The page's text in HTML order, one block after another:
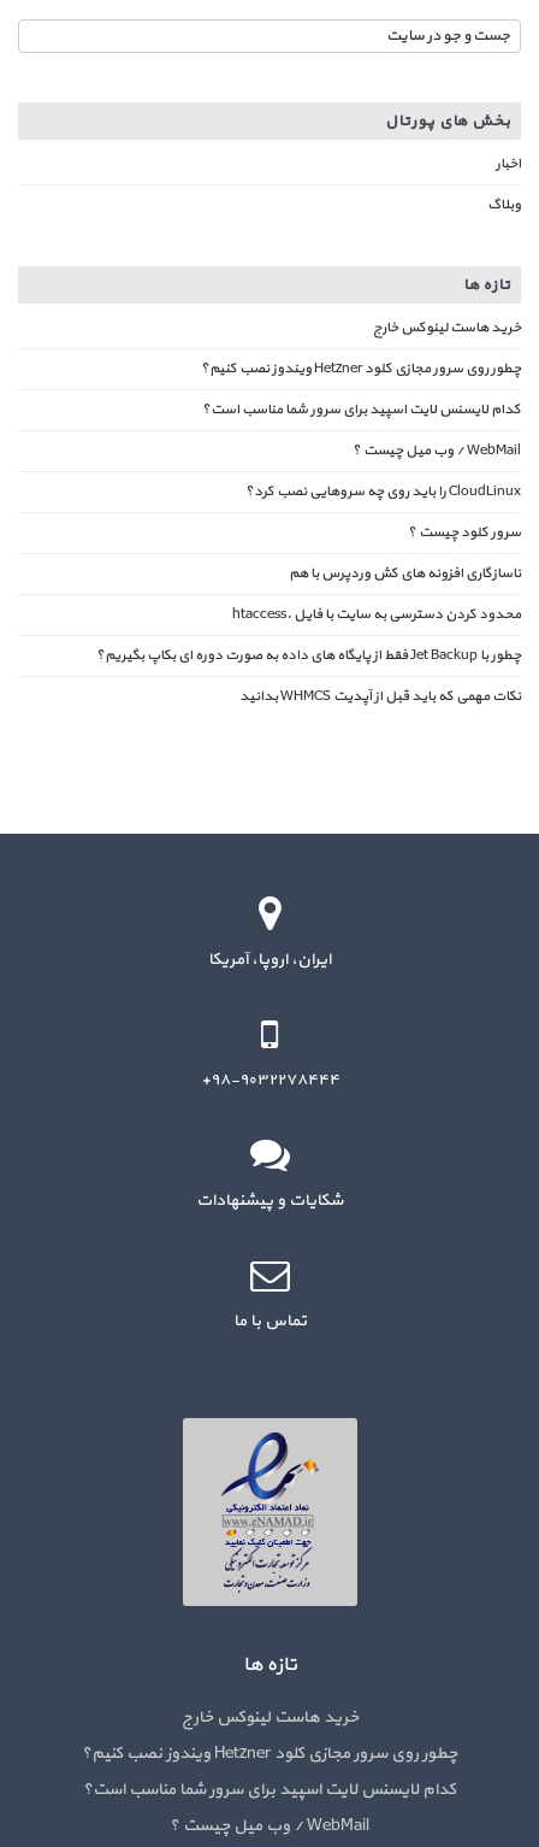
بخش های پورتال
اخبار
وبلاگ
تازه ها
خرید هاست لینوکس خارج
چطور روی سرور مجازی کلود Hetzner ویندوز نصب کنیم؟
کدام لایسنس لایت اسپید برای سرور شما مناسب است؟
WebMail / وب میل چیست ؟
CloudLinux را باید روی چه سروهایی نصب کرد؟
سرور کلود چیست ؟
ناسازگاری افزونه های کش وردپرس با هم
محدود کردن دسترسی به سایت با فایل .htaccess
چطور با Jet Backup فقط از پایگاه های داده به صورت دوره ای بکاپ بگیریم؟
نکات مهمی که باید قبل از آپدیت WHMCS بدانید
ایران، اروپا، آمریکا
۹۸-۹۰۳۲۲۷۸۴۴۴+
شکایات و پیشنهادات
تماس با ما
تازه ها
خرید هاست لینوکس خارج
چطور روی سرور مجازی کلود Hetzner ویندوز نصب کنیم؟
کدام لایسنس لایت اسپید برای سرور شما مناسب است؟
WebMail / وب میل چیست ؟